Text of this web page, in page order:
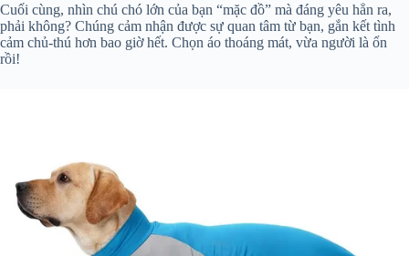
Cuối cùng, nhìn chú chó lớn của bạn “mặc đồ” mà đáng yêu hẳn ra,
phải không? Chúng cảm nhận được sự quan tâm từ bạn, gắn kết tình
cảm chủ-thú hơn bao giờ hết. Chọn áo thoáng mát, vừa người là ổn
rồi!